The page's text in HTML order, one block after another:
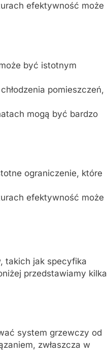
efektywność może
być istotnym
pomieszczeń,
mogą być bardzo
ograniczenie, które
efektywność może
takich jak specyfika
przedstawiamy kilka
system grzewczy od
zwłaszcza w